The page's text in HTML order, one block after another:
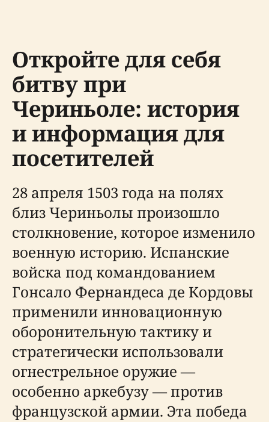
Откройте для себя
битву при
Чериньоле: история
и информация для
посетителей
28 апреля 1503 года на полях
близ Чериньолы произошло
столкновение, которое изменило
военную историю. Испанские
войска под командованием
Гонсало Фернандеса де Кордовы
применили инновационную
оборонительную тактику и
стратегически использовали
огнестрельное оружие —
особенно аркебузу — против
французской армии. Эта победа